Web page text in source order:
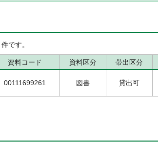
件です。
資料コード 資料区分 帯出区分
00111699261 図書 貸出可